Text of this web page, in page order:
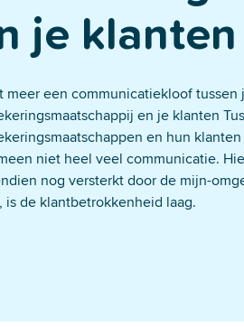
Super beveiligd & jij behoudt de controle
je klanten
meer een communicatiekloof tussen
en je klanten
en hun
niet heel veel communicatie.
nog versterkt door de mijn-
is de klantbetrokkenheid laag.